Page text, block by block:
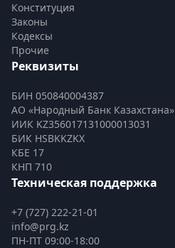
Конституция
Законы
Кодексы
Прочие
Реквизиты
БИН 050840004387
АО «Народный Банк Казахстана»
ИИК KZ356017131000013031
БИК HSBKKZKX
КБЕ 17
КНП 710
Техническая поддержка
+7 (727) 222-21-01
info@prg.kz
ПН-ПТ 09:00-18:00